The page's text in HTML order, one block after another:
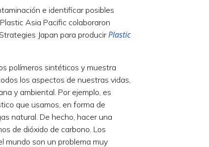
e identificar posibles
Asia Pacific colaboraron
Japan para producirPlastic
polímeros sintéticos y muestra
los aspectos de nuestras vidas,
y ambiental. Por ejemplo, es
que usamos, en forma de
natural. De hecho, hacer una
de dióxido de carbono. Los
mundo son un problema muy